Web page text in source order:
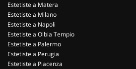
Estetiste a Matera
Estetiste a Milano
Estetiste a Napoli
Estetiste a Olbia Tempio
Estetiste a Palermo
Estetiste a Perugia
Estetiste a Piacenza